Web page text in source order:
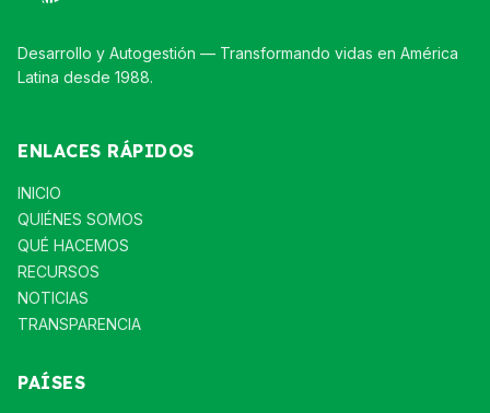
Desarrollo y Autogestión — Transformando vidas en América
Latina desde 1988.
ENLACES RÁPIDOS
INICIO
QUIÉNES SOMOS
QUÉ HACEMOS
RECURSOS
NOTICIAS
TRANSPARENCIA
PAÍSES